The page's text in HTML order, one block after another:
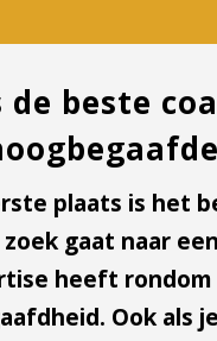
de beste
plaats is het
gaat naar
heeft rondom
Ook als